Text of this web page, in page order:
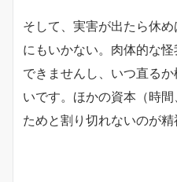
そして、実害が出たら休
にもいかない。肉体的な
できませんし、いつ直る
いです。ほかの資本（時
ためと割り切れないのが精